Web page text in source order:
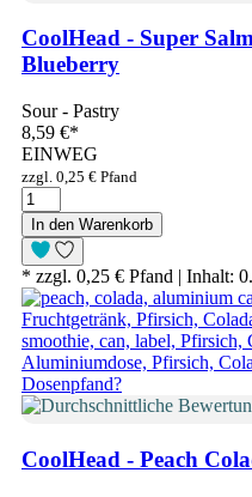
CoolHead - Super
Blueberry
Sour - Pastry
8,59 €*
EINWEG
zzgl. 0,25 € Pfand
In den Warenkorb
* zzgl. 0,25 € Pfand | Inhalt:
CoolHead - Peach